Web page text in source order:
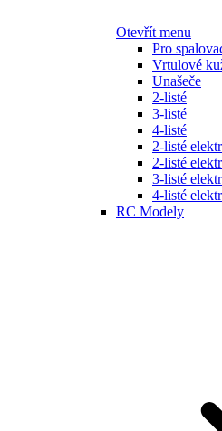
Otevřít menu
Pro
Vrtulové
Unašeče
2-listé
3-listé
4-listé
2-listé
2-listé
3-listé
4-listé
RC Modely